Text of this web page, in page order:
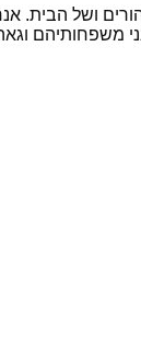
ושל הבית.
משפחותיהם